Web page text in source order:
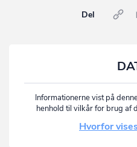
Del
Informationerne vist på
henhold til vilkår for brug af
Hvorfor